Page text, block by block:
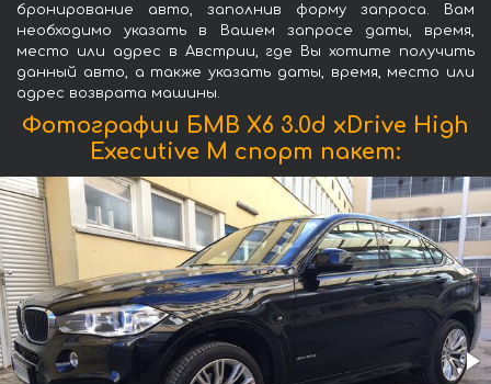
бронирование авто, заполнив форму запроса. Вам
необходимо указать в Вашем запросе даты, время,
место или адрес в Австрии, где Вы хотите получить
данный авто, а также указать даты, время, место или
адрес возврата машины.
Фотографии БМВ X6 3.0d xDrive High
Executive M спорт пакет: